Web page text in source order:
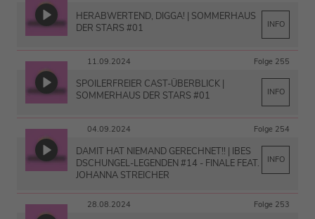
HERABWERTEND, DIGGA! | SOMMERHAUS
DER STARS #01
INFO
11.09.2024 Folge 255
SPOILERFREIER CAST-ÜBERBLICK |
SOMMERHAUS DER STARS #01
INFO
04.09.2024 Folge 254
DAMIT HAT NIEMAND GERECHNET!! | IBES
DSCHUNGEL-LEGENDEN #14 - FINALE FEAT.
JOHANNA STREICHER
INFO
28.08.2024 Folge 253